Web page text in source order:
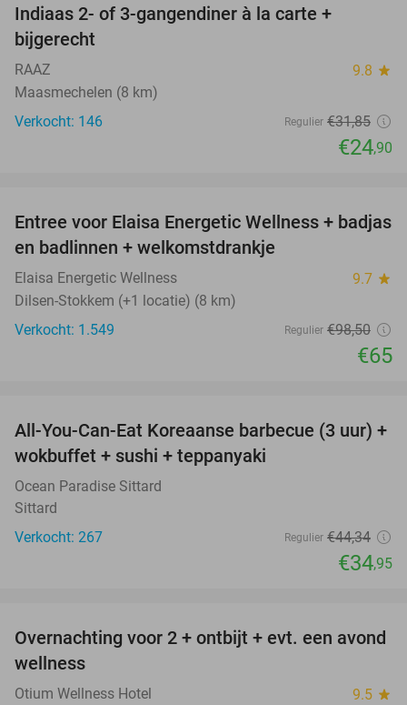
Indiaas 2- of 3-gangendiner à la carte +
bijgerecht
RAAZ 9.8 star
Maasmechelen (8 km)
Verkocht: 146
Regulier €31,85
€24,90
34%
Entree voor Elaisa Energetic Wellness + badjas
en badlinnen + welkomstdrankje
Elaisa Energetic Wellness 9.7 star
Dilsen-Stokkem (+1 locatie) (8 km)
Verkocht: 1.549
Regulier €98,50
€65
21%
All-You-Can-Eat Koreaanse barbecue (3 uur) +
wokbuffet + sushi + teppanyaki
Ocean Paradise Sittard
Sittard
Verkocht: 267
Regulier €44,34
€34,95
21%
Overnachting voor 2 + ontbijt + evt. een avond
wellness
Otium Wellness Hotel 9.5 star